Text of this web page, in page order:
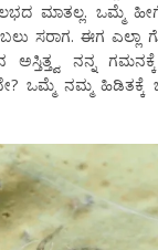
ಮಾತಲ್ಲ. ಒಮ್ಮೆ
ಸರಾಗ. ಈಗ ಎಲ್ಲಾ
ನನ್ನ
ಒಮ್ಮೆ ನಮ್ಮ